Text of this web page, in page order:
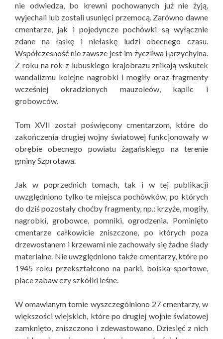
nie odwiedza, bo krewni pochowanych już nie żyją,
wyjechali lub zostali usunięci przemocą. Zarówno dawne
cmentarze, jak i pojedyncze pochówki są wyłącznie
zdane na łaskę i niełaskę ludzi obecnego czasu.
Współczesność nie zawsze jest im życzliwa i przychylna.
Z roku na rok z lubuskiego krajobrazu znikają wskutek
wandalizmu kolejne nagrobki i mogiły oraz fragmenty
wcześniej okradzionych mauzoleów, kaplic i
grobowców.
Tom XVII został poświęcony cmentarzom, które do
zakończenia drugiej wojny światowej funkcjonowały w
obrębie obecnego powiatu żagańskiego na terenie
gminy Szprotawa.
Jak w poprzednich tomach, tak i w tej publikacji
uwzględniono tylko te miejsca pochówków, po których
do dziś pozostały choćby fragmenty, np.: krzyże, mogiły,
nagrobki, grobowce, pomniki, ogrodzenia. Pominięto
cmentarze całkowicie zniszczone, po których poza
drzewostanem i krzewami nie zachowały się żadne ślady
materialne. Nie uwzględniono także cmentarzy, które po
1945 roku przekształcono na parki, boiska sportowe,
place zabaw czy szkółki leśne.
W omawianym tomie wyszczególniono 27 cmentarzy, w
większości wiejskich, które po drugiej wojnie światowej
zamknięto, zniszczono i zdewastowano. Dziesięć z nich